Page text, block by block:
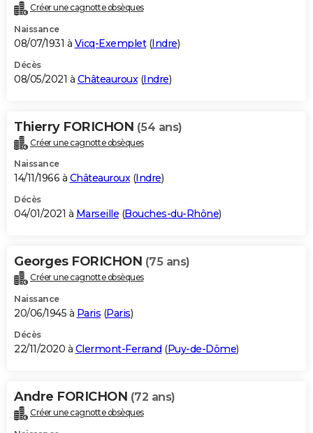
Créer une cagnotte obsèques
Naissance
08/07/1931 à Vicq-Exemplet(Indre)
Décès
08/05/2021 à Châteauroux (Indre)
Thierry FORICHON (54 ans)
Créer une cagnotte obsèques
Naissance
14/11/1966 à Châteauroux(Indre)
Décès
04/01/2021 à Marseille (Bouches-du-Rhône)
Georges FORICHON (75 ans)
Créer une cagnotte obsèques
Naissance
20/06/1945 à Paris (Paris)
Décès
22/11/2020 à Clermont-Ferrand (Puy-de-Dôme)
Andre FORICHON (72 ans)
Créer une cagnotte obsèques